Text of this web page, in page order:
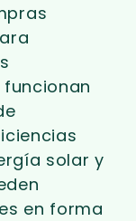
solar y
en forma